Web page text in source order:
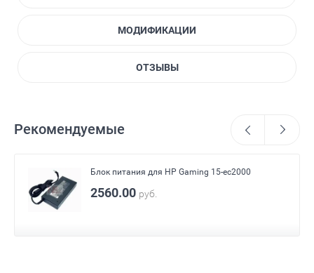
МОДИФИКАЦИИ
ОТЗЫВЫ
Рекомендуемые
Блок питания для HP Gaming 15-ec2000
2560.00 руб.